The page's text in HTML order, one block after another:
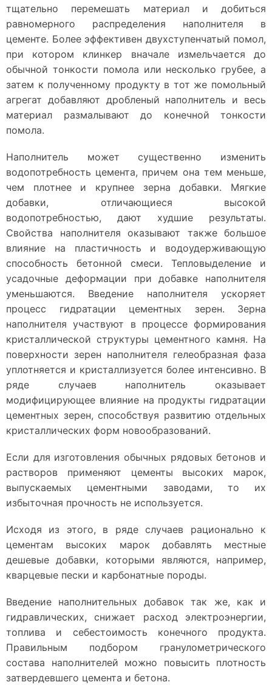
тщательно перемешать материал и добиться
равномерного распределения наполнителя в
цементе. Более эффективен двухступенчатый помол,
при котором клинкер вначале измельчается до
обычной тонкости помола или несколько грубее, а
затем к полученному продукту в тот же помольный
агрегат добавляют дробленый наполнитель и весь
материал размалывают до конечной тонкости
помола.
Наполнитель может существенно изменить
водопотребность цемента, причем она тем меньше,
чем плотнее и крупнее зерна добавки. Мягкие
добавки, отличающиеся высокой
водопотребностью, дают худшие результаты.
Свойства наполнителя оказывают также большое
влияние на пластичность и водоудерживающую
способность бетонной смеси. Тепловыделение и
усадочные деформации при добавке наполнителя
уменьшаются. Введение наполнителя ускоряет
процесс гидратации цементных зерен. Зерна
наполнителя участвуют в процессе формирования
кристаллической структуры цементного камня. На
поверхности зерен наполнителя гелеобразная фаза
уплотняется и кристаллизуется более интенсивно. В
ряде случаев наполнитель оказывает
модифицирующее влияние на продукты гидратации
цементных зерен, способствуя развитию отдельных
кристаллических форм новообразований.
Если для изготовления обычных рядовых бетонов и
растворов применяют цементы высоких марок,
выпускаемых цементными заводами, то их
избыточная прочность не используется.
Исходя из этого, в ряде случаев рационально к
цементам высоких марок добавлять местные
дешевые добавки, которыми являются, например,
кварцевые пески и карбонатные породы.
Введение наполнительных добавок так же, как и
гидравлических, снижает расход электроэнергии,
топлива и себестоимость конечного продукта.
Правильным подбором гранулометрического
состава наполнителей можно повысить плотность
затвердевшего цемента и бетона.